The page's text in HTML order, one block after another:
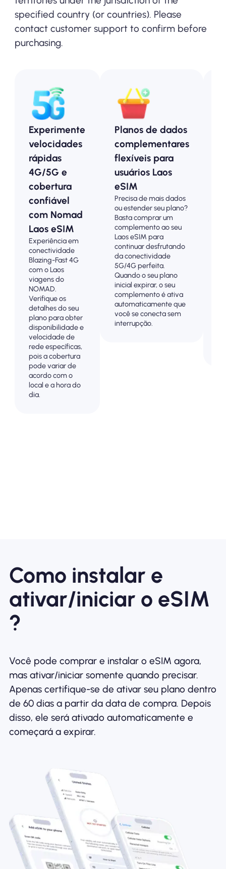
specified country (or countries). Please
contact customer support to confirm before
purchasing.
Experimente
velocidades
rápidas
4G/5G e
cobertura
confiável
com Nomad
Laos eSIM
Experiência em
conectividade
Blazing-Fast 4G
com o Laos
viagens do
NOMAD.
Verifique os
detalhes do seu
plano para obter
disponibilidade e
velocidade de
rede específicas,
pois a cobertura
pode variar de
acordo com o
local e a hora do
dia.
Planos de dados
complementares
flexíveis para
usuários Laos
eSIM
Precisa de mais dados
ou estender seu plano?
Basta comprar um
complemento ao seu
Laos eSIM para
continuar desfrutando
da conectividade
5G/4G perfeita.
Quando o seu plano
inicial expirar, o seu
complemento é ativa
automaticamente que
você se conecta sem
interrupção.
Como instalar e
ativar/iniciar o eSIM
?
Você pode comprar e instalar o eSIM agora,
mas ativar/iniciar somente quando precisar.
Apenas certifique-se de ativar seu plano dentro
de 60 dias a partir da data de compra. Depois
disso, ele será ativado automaticamente e
começará a expirar.